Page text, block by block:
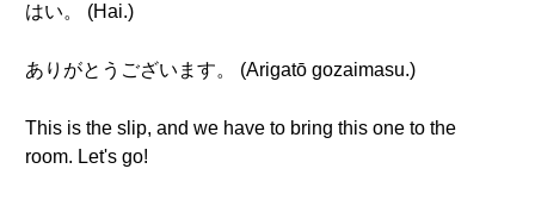
はい。 (Hai.)
ありがとうございます。 (Arigatō gozaimasu.)
This is the slip, and we have to bring this one to the
room. Let's go!